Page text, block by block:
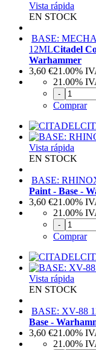
Vista rápida
EN STOCK
BASE:
12MLCitadel
Warhammer
3,60 €21.00%
21.00%
-
Comprar
Vista rápida
EN STOCK
BASE:
Paint - Base -
3,60 €21.00%
21.00%
-
Comprar
Vista rápida
EN STOCK
BASE: XV-88
Base -
3,60 €21.00%
21.00%